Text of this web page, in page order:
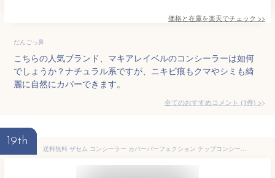
価格と在庫を楽天でチェック >>
だんごっ鼻
こちらの人気ブランド、マキアレイベルのコンシーラーは如何
でしょうか？ナチュラル系ですが、ニキビ痕もクマやシミも綺
麗に自然にカバーできます。
全てのおすすめコメント (1件) >
19th
送料無料 ザセム コンシーラー カバーパーフェクション チップコンシーラー Cover Perfection Tip Concealer 6.5g ザセム theSAEM ザセムコンシーラー シミ クマ ケイト 公式 ニキビ 隠し